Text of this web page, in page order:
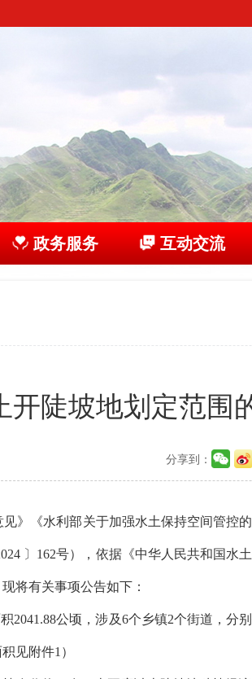
政务服务 互动交流
陡坡地划定范围
分享到：
《水利部关于加强水土保持空间管控的
〕162号），依据《中华人民共和国水
将有关事项公告如下：
公顷，涉及6个乡镇2个街道，分
见附件1）